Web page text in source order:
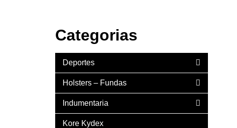
Categorias
Deportes
Holsters – Fundas
Indumentaria
Kore Kydex